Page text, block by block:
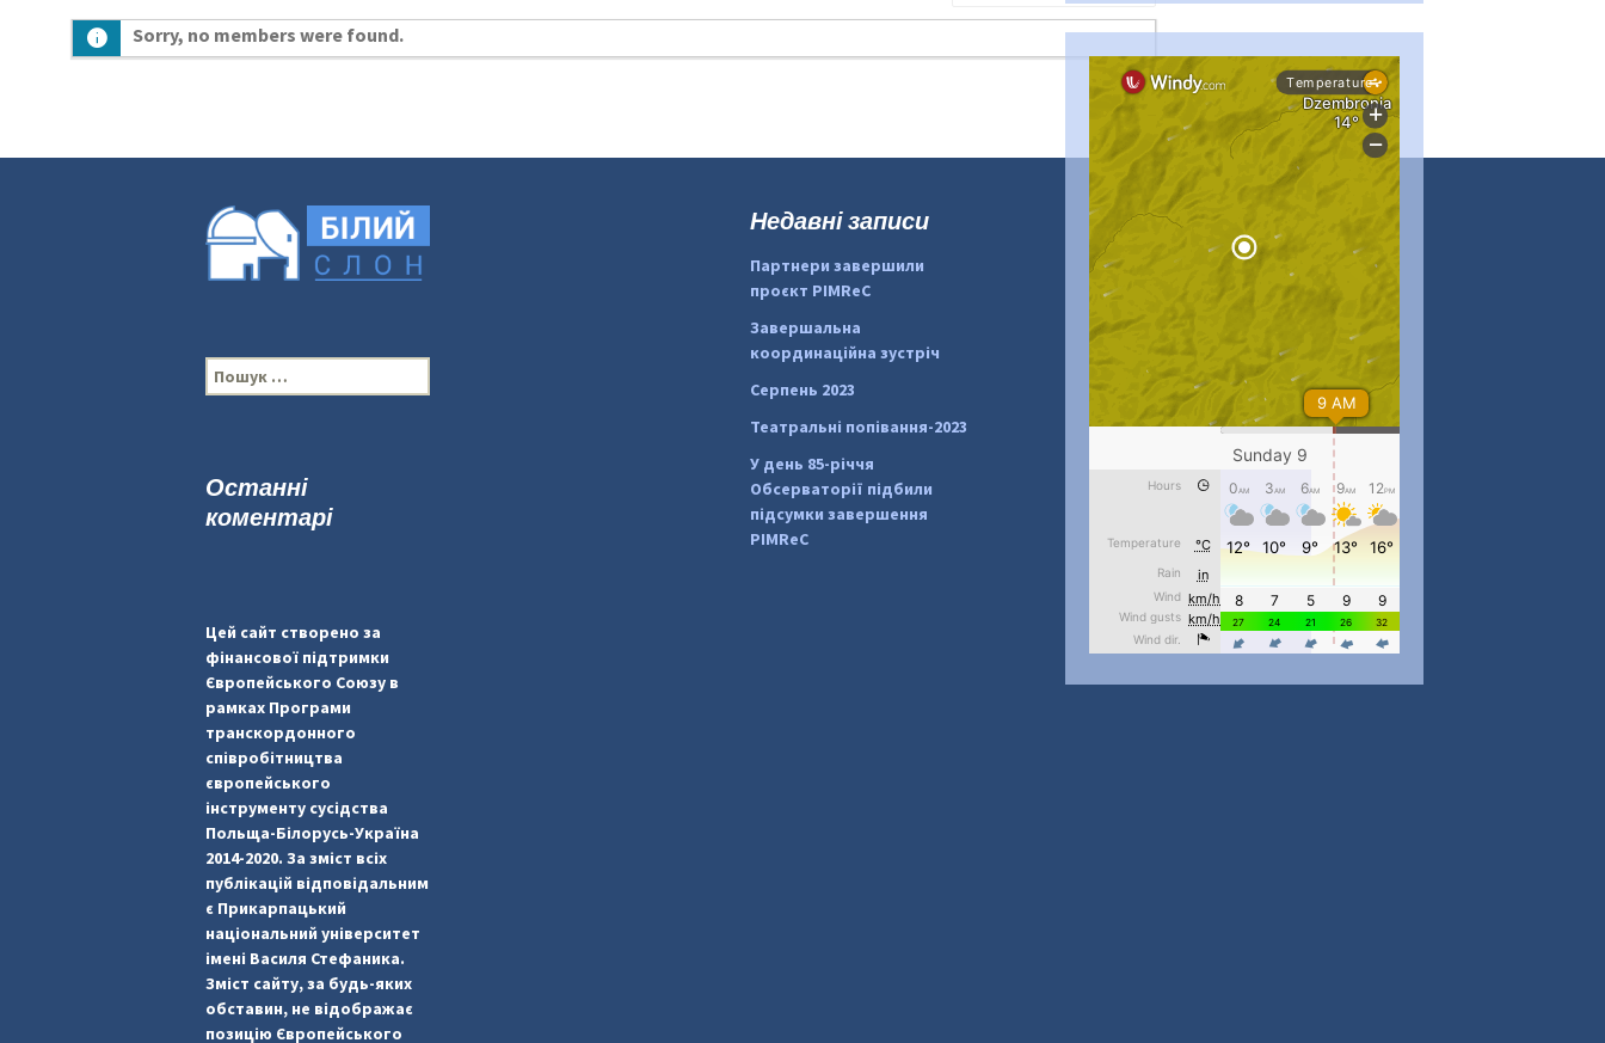
Show:
Sorry, no members were found.
#PipIvanToday
#PipIvanWeather
pimrec_project
#PipIvanWeather
 ...
pimrec_project
П
о
:
Недавні записи
Партнери завершили
проєкт PIMReC
Завершальна
координаційна зустріч
Серпень 2023
Театральні попівання-2023
У день 85-річчя
Обсерваторії підбили
підсумки завершення
PIMReC
Останні
коментарі
Цей сайт створено за
фінансової підтримки
Європейського Союзу в
рамках Програми
транскордонного
співробітництва
європейського
інструменту сусідства
Польща-Білорусь-Україна
2014-2020. За зміст всіх
публікацій відповідальним
є Прикарпацький
національний університет
імені Василя Стефаника.
Зміст сайту, за будь-яких
обставин, не відображає
позицію Європейського